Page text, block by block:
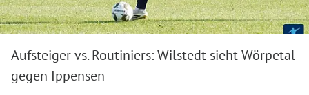
Aufsteiger vs. Routiniers: Wilstedt sieht Wörpetal
gegen Ippensen